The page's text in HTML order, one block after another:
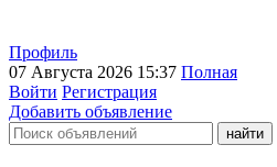
Профиль
07 Августа 2026 15:37 Полная
Войти Регистрация
Добавить объявление